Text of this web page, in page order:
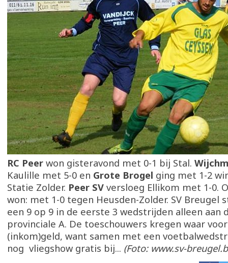
RC Peer won gisteravond met 0-1 bij Stal.
Kaulille met 5-0 en Grote Brogel ging met 1-2
Statie Zolder. Peer SV versloeg Ellikom met 1-0.
won: met 1-0 tegen Heusden-Zolder. SV Breugel
een 9 op 9 in de eerste 3 wedstrijden alleen aan
provinciale A. De toeschouwers kregen waar
(inkom)geld, want samen met een
nog vliegshow gratis bij... (Foto: www.sv-